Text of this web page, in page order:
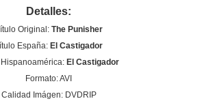
Detalles:
Original: The Punisher
España: El Castigador
El Castigador
Formato: AVI
Calidad Imágen: DVDRIP